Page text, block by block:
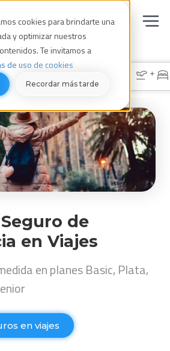
cookies para brindarte una
y optimizar nuestros
Te invitamos a
de uso de cookies
Recordar más tarde
Hoteles +
de
en Viajes
en planes Basic, Plata,
en viajes